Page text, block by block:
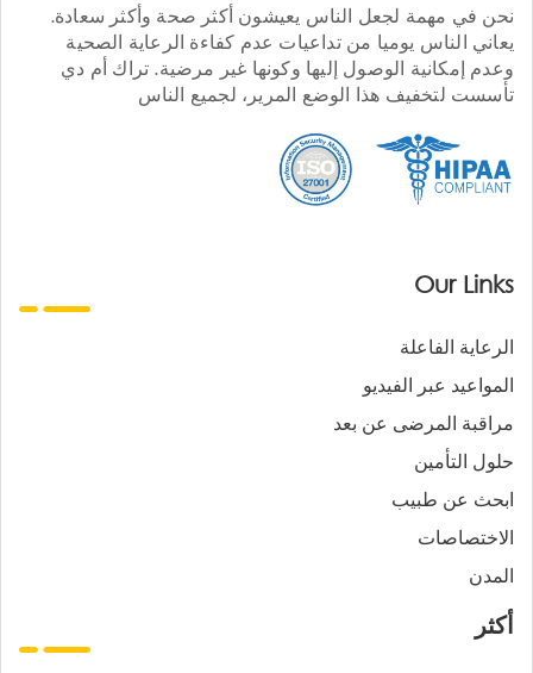
نحن في مهمة لجعل الناس يعيشون أكثر صحة وأكثر سعادة.
يعاني الناس يوميا من تداعيات عدم كفاءة الرعاية الصحية
وعدم إمكانية الوصول إليها وكونها غير مرضية. تراك أم دي
تأسست لتخفيف هذا الوضع المرير، لجميع الناس
Our Links
الرعاية الفاعلة
المواعيد عبر الفيديو
مراقبة المرضى عن بعد
حلول التأمين
ابحث عن طبيب
الاختصاصات
المدن
أكثر